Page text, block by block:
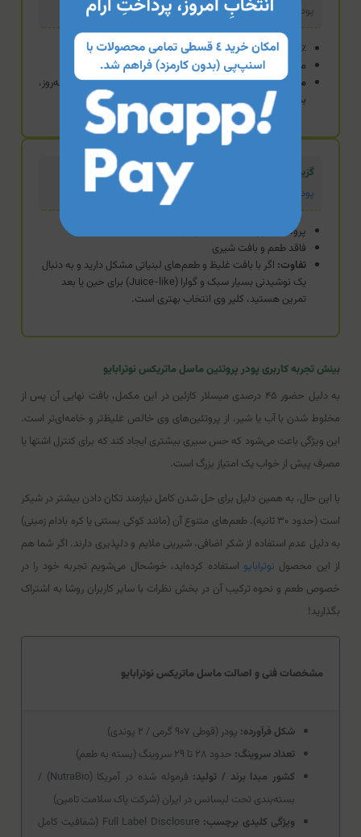
پودر ماسل ماتریکس نوترابایو
۵۵٪ وی ایزوله + ۴۵٪ کازئین
مناسب برای روز و شب (جذب دوگانه)
مزیت:کامل‌ترین انتخاب برای حفظ تعادل نیتروژن در طول شبانه‌روز،
بدون نیاز به خرید دو محصول مجزا (وی و کازئین).
گزینه جایگزین (سبک و زودجذب)
پودر کلیر وی ایزوله نوترابایو
پروتئین ایزوله با بافت آبمیوه‌ای
فاقد طعم و بافت شیری
تفاوت: اگر با بافت غلیظ و طعم‌های لبنیاتی مشکل دارید و به دنبال
یک نوشیدنی بسیار سبک و گوارا (Juice-like) برای حین یا بعد
تمرین هستید، کلیر وی انتخاب بهتری است.
بینش تجربه کاربری پودر پروتئین ماسل ماتریکس نوترابایو
به دلیل حضور ۴۵ درصدی میسلار کازئین در این مکمل، بافت نهایی آن پس از
مخلوط شدن با آب یا شیر، از پروتئین‌های وی خالص غلیظ‌تر و خامه‌ای‌تر است.
این ویژگی باعث می‌شود که حس سیری بیشتری ایجاد کند که برای کنترل اشتها یا
مصرف پیش از خواب یک امتیاز بزرگ است.
با این حال، به همین دلیل برای حل شدن کامل نیازمند تکان دادن بیشتر در شیکر
است (حدود ۳۰ ثانیه). طعم‌های متنوع آن (مانند کوکی بستنی یا کره بادام زمینی)
به دلیل عدم استفاده از شکر اضافی، شیرینی ملایم و دلپذیری دارند. اگر شما هم
از این محصول نوترابایو استفاده کرده‌اید، خوشحال می‌شویم تجربه خود را در
خصوص طعم و نحوه ترکیب آن در بخش نظرات با سایر کاربران روشا به اشتراک
بگذارید!
مشخصات فنی و اصالت ماسل ماتریکس نوترابایو
شکل فرآورده: پودر (قوطی ۹۰۷ گرمی / ۲ پوندی)
تعداد سروینگ: حدود ۲۸ تا ۲۹ سروینگ (بسته به طعم)
کشور مبدا برند / تولید:
فرموله شده در آمریکا (NutraBio) /
بسته‌بندی تحت لیسانس در ایران (شرکت پاک سلامت تامین)
ویژگی کلیدی برچسب:
Full Label Disclosure (شفافیت کامل